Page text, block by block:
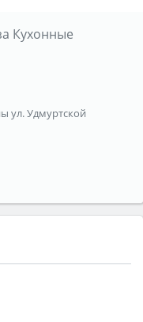
Кухонные
ул. Удмуртской